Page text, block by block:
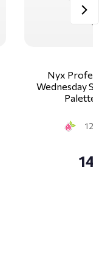
Nyx
Wednesday
Palette
12